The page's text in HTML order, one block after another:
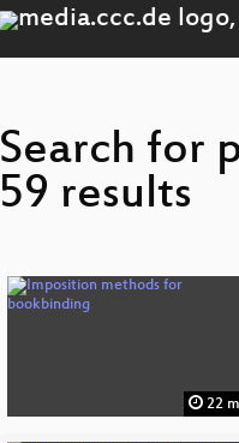
Search for
59 results
22